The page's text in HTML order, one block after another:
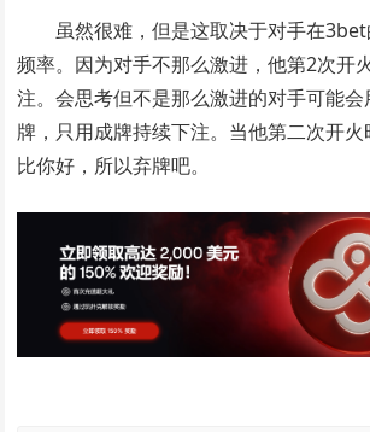
虽然很难，但是这取决于对手在
频率。因为对手不那么激进，他第2次开
注。会思考但不是那么激进的对手可能
牌，只用成牌持续下注。当他第二次开
比你好，所以弃牌吧。